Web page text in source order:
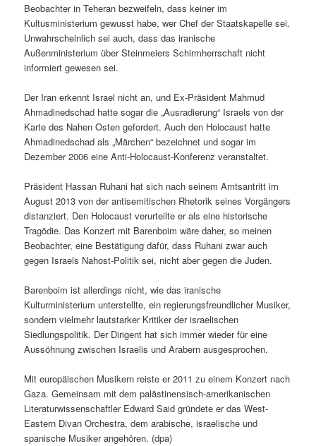
Beobachter in Teheran bezweifeln, dass keiner im
Kultusministerium gewusst habe, wer Chef der Staatskapelle sei.
Unwahrscheinlich sei auch, dass das iranische
Außenministerium über Steinmeiers Schirmherrschaft nicht
informiert gewesen sei.
Der Iran erkennt Israel nicht an, und Ex-Präsident Mahmud
Ahmadinedschad hatte sogar die „Ausradierung“ Israels von der
Karte des Nahen Osten gefordert. Auch den Holocaust hatte
Ahmadinedschad als „Märchen“ bezeichnet und sogar im
Dezember 2006 eine Anti-Holocaust-Konferenz veranstaltet.
Präsident Hassan Ruhani hat sich nach seinem Amtsantritt im
August 2013 von der antisemitischen Rhetorik seines Vorgängers
distanziert. Den Holocaust verurteilte er als eine historische
Tragödie. Das Konzert mit Barenboim wäre daher, so meinen
Beobachter, eine Bestätigung dafür, dass Ruhani zwar auch
gegen Israels Nahost-Politik sei, nicht aber gegen die Juden.
Barenboim ist allerdings nicht, wie das iranische
Kulturministerium unterstellte, ein regierungsfreundlicher Musiker,
sondern vielmehr lautstarker Kritiker der israelischen
Siedlungspolitik. Der Dirigent hat sich immer wieder für eine
Aussöhnung zwischen Israelis und Arabern ausgesprochen.
Mit europäischen Musikern reiste er 2011 zu einem Konzert nach
Gaza. Gemeinsam mit dem palästinensisch-amerikanischen
Literaturwissenschaftler Edward Said gründete er das West-
Eastern Divan Orchestra, dem arabische, israelische und
spanische Musiker angehören. (dpa)